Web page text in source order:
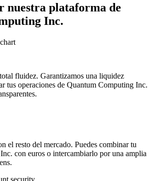
nuestra plataforma de
Inc.
fluidez. Garantizamos una liquidez
tus operaciones de Quantum Computing Inc.
el resto del mercado. Puedes combinar tu
con euros o intercambiarlo por una amplia